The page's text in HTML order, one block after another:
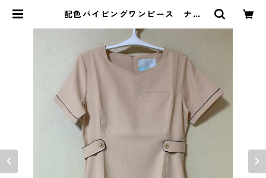
配色パイピングワンピース ナー
DOLUCK PRODUCE